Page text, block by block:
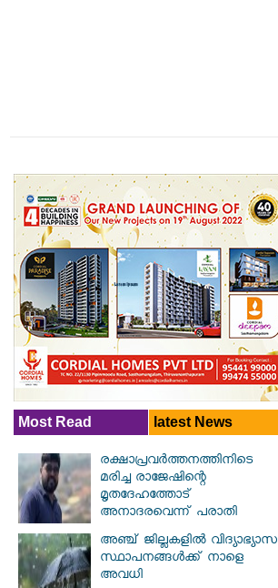
Most Read latest News
രക്ഷാപ്രവര്‍ത്തനത്തിനിടെ
മരിച്ച രാജേഷിന്റെ
മൃതദേഹത്തോട്
അനാദരവെന്ന് പരാതി
അഞ്ച് ജില്ലകളില്‍ വിദ്യാഭ്യാസ
സ്ഥാപനങ്ങള്‍ക്ക് നാളെ
അവധി